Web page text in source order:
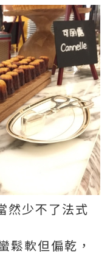
少不了法式
鬆軟但偏乾，